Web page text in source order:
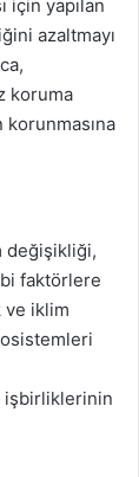
için yapılan
azaltmayı
koruma
korunmasına
değişikliği,
faktörlere
ve iklim
işbirliklerinin